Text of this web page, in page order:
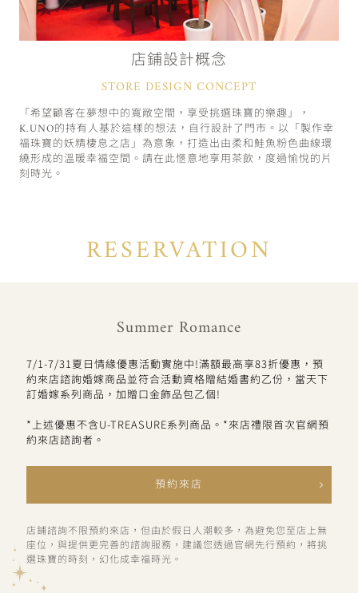
店鋪設計概念
STORE DESIGN CONCEPT
「希望顧客在夢想中的寬敞空間，享受挑選珠寶的樂趣」，
K.UNO的持有人基於這樣的想法，自行設計了門市。以「製作幸
福珠寶的妖精棲息之店」為意象，打造出由柔和鮭魚粉色曲線環
繞形成的溫暖幸福空間。請在此愜意地享用茶飲，度過愉悅的片
刻時光。
RESERVATION
Summer Romance
7/1-7/31夏日情緣優惠活動實施中!滿額最高享83折優惠，預
約來店諮詢婚嫁商品並符合活動資格贈結婚書約乙份，當天下
訂婚嫁系列商品，加贈口金飾品包乙個!
*上述優惠不含U-TREASURE系列商品。*來店禮限首次官網預
約來店諮詢者。
預約來店
店鋪諮詢不限預約來店，但由於假日人潮較多，為避免您至店上無
座位，與提供更完善的諮詢服務，建議您透過官網先行預約，將挑
選珠寶的時刻，幻化成幸福時光。